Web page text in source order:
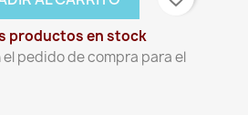
productos en stock
pedido de compra para el